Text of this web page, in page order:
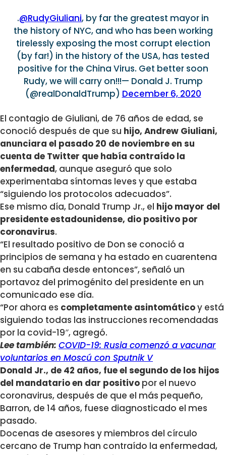
.@RudyGiuliani, by far the greatest mayor in
the history of NYC, and who has been working
tirelessly exposing the most corrupt election
(by far!) in the history of the USA, has tested
positive for the China Virus. Get better soon
Rudy, we will carry on!!!— Donald J. Trump
(@realDonaldTrump) December 6, 2020
El contagio de Giuliani, de 76 años de edad, se
conoció después de que su hijo, Andrew Giuliani,
anunciara el pasado 20 de noviembre en su
cuenta de Twitter que había contraído la
enfermedad, aunque aseguró que solo
experimentaba síntomas leves y que estaba
“siguiendo los protocolos adecuados”.
Ese mismo día, Donald Trump Jr., el hijo mayor del
presidente estadounidense, dio positivo por
coronavirus.
“El resultado positivo de Don se conoció a
principios de semana y ha estado en cuarentena
en su cabaña desde entonces”, señaló un
portavoz del primogénito del presidente en un
comunicado ese día.
“Por ahora es completamente asintomáticoy está
siguiendo todas las instrucciones recomendadas
por la covid-19″, agregó.
Lee también: COVID-19: Rusia comenzó a vacunar
voluntarios en Moscú con Sputnik V
Donald Jr., de 42 años, fue el segundo de los hijos
del mandatario en dar positivo por el nuevo
coronavirus, después de que el más pequeño,
Barron, de 14 años, fuese diagnosticado el mes
pasado.
Docenas de asesores y miembros del círculo
cercano de Trump han contraído la enfermedad,